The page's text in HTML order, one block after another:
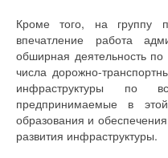
Кроме того, на группу
впечатление работа
обширная деятельность
числа дорожно-
инфраструктуры по
предпринимаемые в
образования и
развития инфраструктуры.